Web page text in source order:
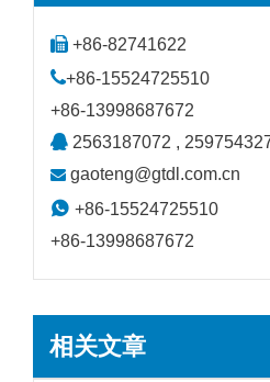
 +86-82741622
+86-15524725510
+86-13998687672
 2563187072 ,
 gaoteng@gtdl.com.cn
 +86-15524725510
+86-13998687672
相关文章